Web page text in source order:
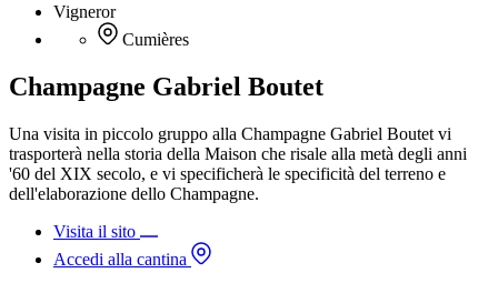
Vigneror
Cumières
Champagne Gabriel Boutet
Una visita in piccolo gruppo alla Champagne Gabriel Boutet vi
trasporterà nella storia della Maison che risale alla metà degli anni
'60 del XIX secolo, e vi specificherà le specificità del terreno e
dell'elaborazione dello Champagne.
Visita il sito
Accedi alla cantina